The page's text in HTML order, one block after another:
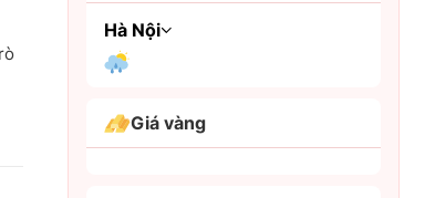
Hà Nội
Bình Dương
Giá vàng